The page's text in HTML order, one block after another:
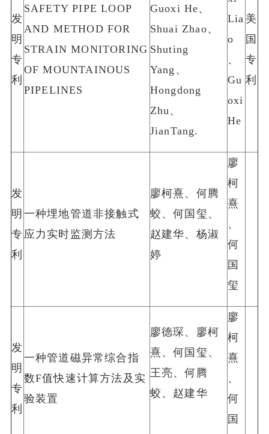
发
明
专
利
SAFETY PIPE LOOP
AND METHOD FOR
STRAIN MONITORING
OF MOUNTAINOUS
PIPELINES
Guoxi He、
Shuai Zhao、
Shuting
Yang、
Hongdong
Zhu、
JianTang.
Lia
o
、
Gu
oxi
He
美
国
专
利
发
明
专
利
一种埋地管道非接触式
应力实时监测方法
廖柯熹、何腾
蛟、何国玺、
赵建华、杨淑
婷
廖
柯
熹
、
何
国
玺
发
明
专
利
一种管道磁异常综合指
数F值快速计算方法及实
验装置
廖德琛、廖柯
熹、何国玺、
王亮、何腾
蛟、赵建华
廖
柯
熹
、
何
国